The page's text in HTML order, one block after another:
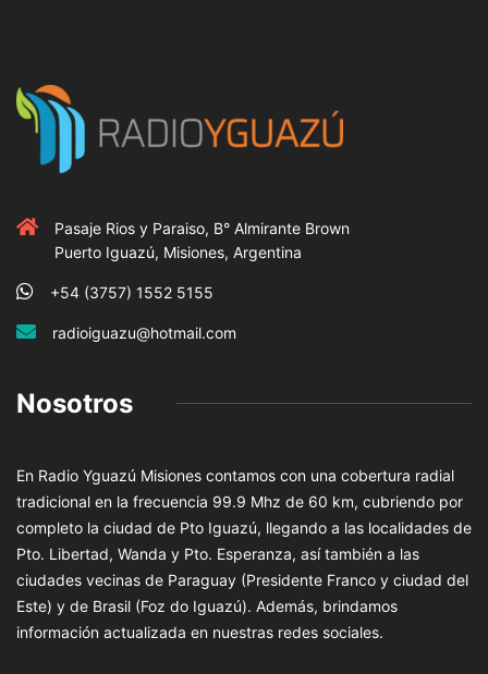
Pasaje Rios y Paraiso, B° Almirante Brown
Puerto Iguazú, Misiones, Argentina
+54 (3757) 1552 5155
radioiguazu@hotmail.com
Nosotros
En Radio Yguazú Misiones contamos con una cobertura radial
tradicional en la frecuencia 99.9 Mhz de 60 km, cubriendo por
completo la ciudad de Pto Iguazú, llegando a las localidades de
Pto. Libertad, Wanda y Pto. Esperanza, así también a las
ciudades vecinas de Paraguay (Presidente Franco y ciudad del
Este) y de Brasil (Foz do Iguazú). Además, brindamos
información actualizada en nuestras redes sociales.